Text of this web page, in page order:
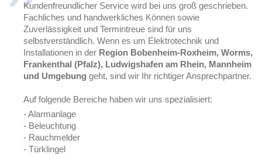
Kundenfreundlicher Service wird bei uns groß geschrieben.
Fachliches und handwerkliches Können sowie
Zuverlässigkeit und Termintreue sind für uns
selbstverständlich. Wenn es um Elektrotechnik und
Installationen in der Region Bobenheim-Roxheim, Worms,
Frankenthal (Pfalz), Ludwigshafen am Rhein, Mannheim
und Umgebung geht, sind wir Ihr richtiger Ansprechpartner.
Auf folgende Bereiche haben wir uns spezialisiert:
- Alarmanlage
- Beleuchtung
- Rauchmelder
- Türklingel